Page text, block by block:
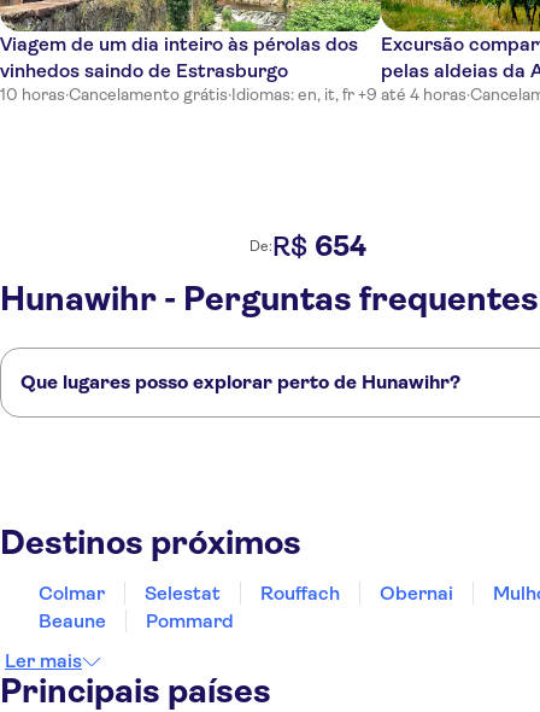
Viagem de um dia inteiro às pérolas dos
vinhedos saindo de Estrasburgo
10 horas·Cancelamento grátis·Idiomas: en, it, fr +9
De:R$ 654
Excursão
pelas aldeias da
até 4 horas·
Hunawihr - Perguntas frequentes
Que lugares posso explorar perto de Hunawihr?
Destinos próximos
Colmar Selestat Rouffach Obernai
Beaune
Pommard
Ler mais
Principais países